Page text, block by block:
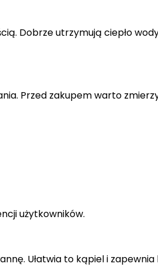
Dobrze utrzymują ciepło
Przed zakupem warto
użytkowników.
Ułatwia to kąpiel i